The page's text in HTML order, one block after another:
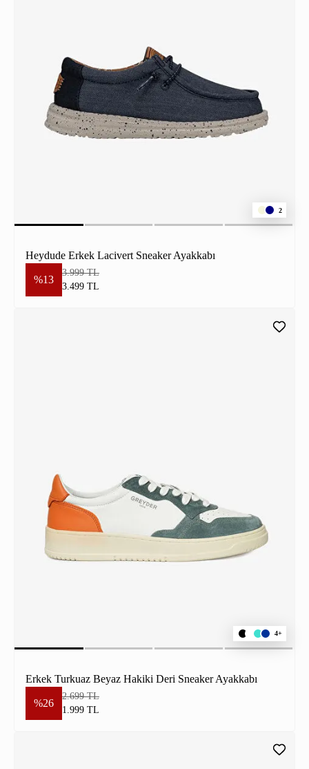
2
Heydude Erkek Lacivert Sneaker Ayakkabı
%13
3.999 TL
3.499 TL
4+
Erkek Turkuaz Beyaz Hakiki Deri Sneaker Ayakkabı
%26
2.699 TL
1.999 TL